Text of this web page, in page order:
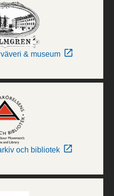
& museum
och bibliotek